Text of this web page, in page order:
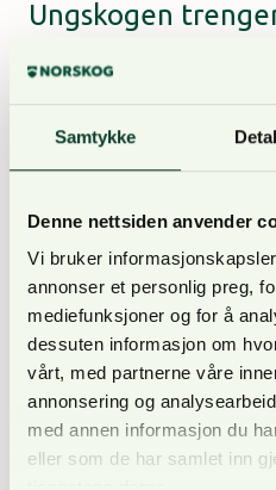
Samtykke
Denne nettsiden anvender
Vi bruker
annonser et personlig preg,
mediefunksjoner og for å
dessuten informasjon om
vårt, med partnerne våre
annonsering og
med annen informasjon du
eller som de har samlet inn
Ungskogen
Våren er i anmarsj og det
ungskogpleie. De fleste
investering. Uten
noen år gamle er det lurt
se hvordan det står til med
på…
Annet| Nyheter
NORTØMMER
Av Anne Bjølgerud 7.